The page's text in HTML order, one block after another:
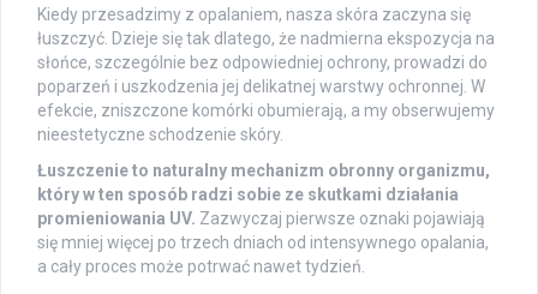
Kiedy przesadzimy z opalaniem, nasza skóra zaczyna się
łuszczyć. Dzieje się tak dlatego, że nadmierna ekspozycja na
słońce, szczególnie bez odpowiedniej ochrony, prowadzi do
poparzeń i uszkodzenia jej delikatnej warstwy ochronnej. W
efekcie, zniszczone komórki obumierają, a my obserwujemy
nieestetyczne schodzenie skóry.
Łuszczenie to naturalny mechanizm obronny organizmu,
który w ten sposób radzi sobie ze skutkami działania
promieniowania UV. Zazwyczaj pierwsze oznaki pojawiają
się mniej więcej po trzech dniach od intensywnego opalania,
a cały proces może potrwać nawet tydzień.